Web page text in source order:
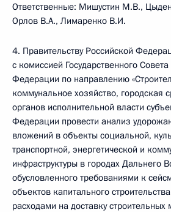
Ответственные: Мишустин М.В.,
Орлов В.А., Лимаренко В.И.
4. Правительству Российской
с комиссией Государственного
Федерации по направлению
коммунальное хозяйство, городская
органов исполнительной власти
Федерации провести анализ
вложений в объекты социальной,
транспортной, энергетической и
инфраструктуры в городах Дальнего
обусловленного требованиями к
объектов капитального
расходами на доставку строительных